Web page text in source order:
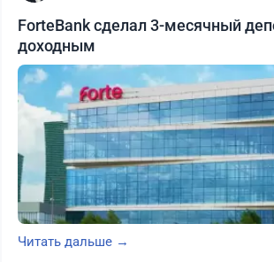
ForteBank сделал 3-месячный
доходным
Читать дальше →